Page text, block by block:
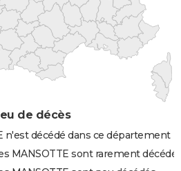
de décès
n'est décédé dans ce département
MANSOTTE sont rarement